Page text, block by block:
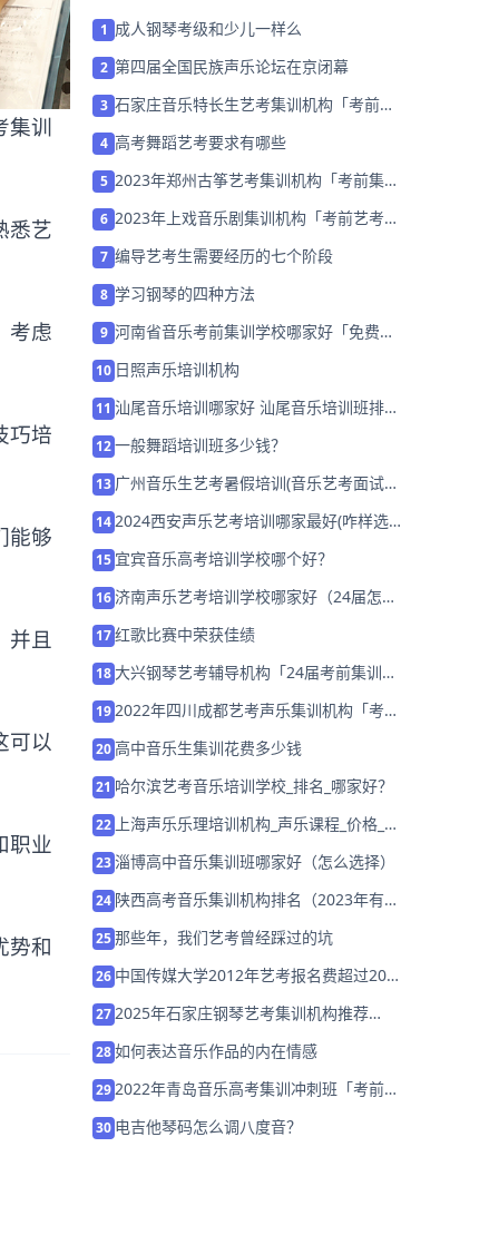
集训
悉艺
考虑
巧培
能够
并且
可以
职业
势和
1 成人钢琴考级和少儿一样么
2 第四届全国民族声乐论坛在京闭幕
3 石家庄音乐特长生艺考集训机构「考前集
4 高考舞蹈艺考要求有哪些
5 2023年郑州古筝艺考集训机构「考前集训
6 2023年上戏音乐剧集训机构「考前艺考培
7 编导艺考生需要经历的七个阶段
8 学习钢琴的四种方法
9 河南省音乐考前集训学校哪家好「免费试
10 日照声乐培训机构
11 汕尾音乐培训哪家好 汕尾音乐培训班排名
12一般舞蹈培训班多少钱？
13 广州音乐生艺考暑假培训(音乐艺考面试形
142024西安声乐艺考培训哪家最好(咋样选
15 宜宾音乐高考培训学校哪个好？
16 济南声乐艺考培训学校哪家好（24届怎么
17红歌比赛中荣获佳绩
18大兴钢琴艺考辅导机构「24届考前集训营
192022年四川成都艺考声乐集训机构「考前
20高中音乐生集训花费多少钱
21 哈尔滨艺考音乐培训学校_排名_哪家好？
22 上海声乐乐理培训机构_声乐课程_价格_报
23淄博高中音乐集训班哪家好（怎么选择）
24 陕西高考音乐集训机构排名（2023年有哪
25那些年，我们艺考曾经踩过的坑
26 中国传媒大学2012年艺考报名费超过200
272025年石家庄钢琴艺考集训机构推荐
28如何表达音乐作品的内在情感
292022年青岛音乐高考集训冲刺班「考前集
30 电吉他琴码怎么调八度音？